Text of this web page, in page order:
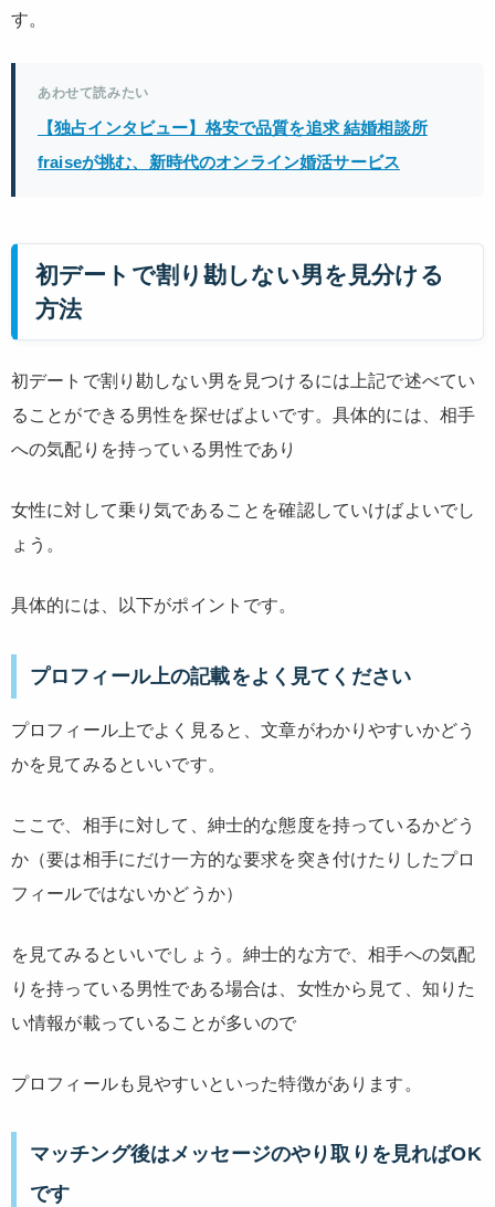
す。
あわせて読みたい
【独占インタビュー】格安で品質を追求 結婚相談所
fraiseが挑む、新時代のオンライン婚活サービス
初デートで割り勘しない男を見分ける
方法
初デートで割り勘しない男を見つけるには上記で述べてい
ることができる男性を探せばよいです。具体的には、相手
への気配りを持っている男性であり
女性に対して乗り気であることを確認していけばよいでし
ょう。
具体的には、以下がポイントです。
プロフィール上の記載をよく見てください
プロフィール上でよく見ると、文章がわかりやすいかどう
かを見てみるといいです。
ここで、相手に対して、紳士的な態度を持っているかどう
か（要は相手にだけ一方的な要求を突き付けたりしたプロ
フィールではないかどうか）
を見てみるといいでしょう。紳士的な方で、相手への気配
りを持っている男性である場合は、女性から見て、知りた
い情報が載っていることが多いので
プロフィールも見やすいといった特徴があります。
マッチング後はメッセージのやり取りを見ればOK
です